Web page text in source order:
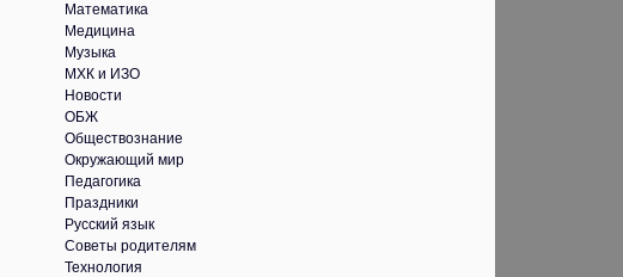
Математика
Медицина
Музыка
МХК и ИЗО
Новости
ОБЖ
Обществознание
Окружающий мир
Педагогика
Праздники
Русский язык
Советы родителям
Технология